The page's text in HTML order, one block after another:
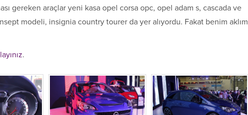
gereken araçlar yeni kasa opel corsa opc, opel adam s, cascada ve
modeli, insignia country tourer da yer alıyordu. Fakat benim aklım
.